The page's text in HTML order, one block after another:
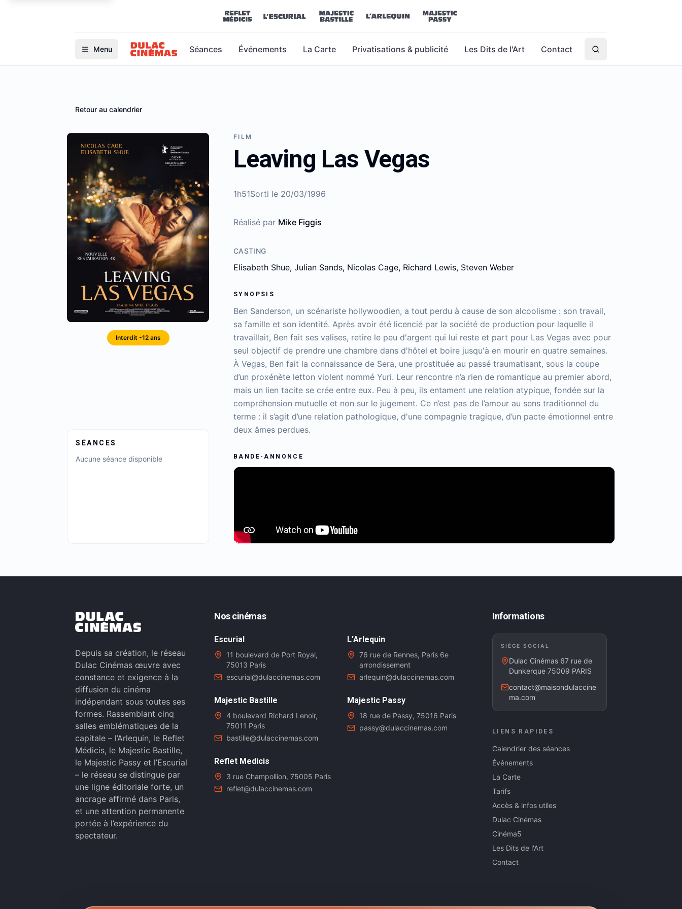
Menu Séances Événements La Carte Privatisations & publicité Les Dits de l'Art Contact
Retour au calendrier
Interdit -12 ans
SÉANCES
Aucune séance disponible
FILM
Leaving Las Vegas
1h51Sorti le 20/03/1996
Réalisé par Mike Figgis
CASTING
Elisabeth Shue, Julian Sands, Nicolas Cage, Richard Lewis, Steven Weber
SYNOPSIS
Ben Sanderson, un scénariste hollywoodien, a tout perdu à cause de son alcoolisme : son travail,
sa famille et son identité. Après avoir été licencié par la société de production pour laquelle il
travaillait, Ben fait ses valises, retire le peu d'argent qui lui reste et part pour Las Vegas avec pour
seul objectif de prendre une chambre dans d'hôtel et boire jusqu'à en mourir en quatre semaines.
À Vegas, Ben fait la connaissance de Sera, une prostituée au passé traumatisant, sous la coupe
d’un proxénète letton violent nommé Yuri. Leur rencontre n’a rien de romantique au premier abord,
mais un lien tacite se crée entre eux. Peu à peu, ils entament une relation atypique, fondée sur la
compréhension mutuelle et non sur le jugement. Ce n’est pas de l’amour au sens traditionnel du
terme : il s’agit d’une relation pathologique, d'une compagnie tragique, d’un pacte émotionnel entre
deux âmes perdues.
BANDE-ANNONCE
Depuis sa création, le réseau
Dulac Cinémas œuvre avec
constance et exigence à la
diffusion du cinéma
indépendant sous toutes ses
formes. Rassemblant cinq
salles emblématiques de la
capitale – l’Arlequin, le Reflet
Médicis, le Majestic Bastille,
le Majestic Passy et l’Escurial
– le réseau se distingue par
une ligne éditoriale forte, un
ancrage affirmé dans Paris,
et une attention permanente
portée à l’expérience du
spectateur.
Nos cinémas
Escurial
11 boulevard de Port Royal,
75013 Paris
escurial@dulaccinemas.com
L'Arlequin
76 rue de Rennes, Paris 6e
arrondissement
arlequin@dulaccinemas.com
Majestic Bastille
4 boulevard Richard Lenoir,
75011 Paris
bastille@dulaccinemas.com
Majestic Passy
18 rue de Passy, 75016 Paris
passy@dulaccinemas.com
Reflet Medicis
3 rue Champollion, 75005 Paris
reflet@dulaccinemas.com
Informations
SIÈGE SOCIAL
Dulac Cinémas 67 rue de
Dunkerque 75009 PARIS
contact@maisondulaccine
ma.com
LIENS RAPIDES
Calendrier des séances
Événements
La Carte
Tarifs
Accès & infos utiles
Dulac Cinémas
Cinéma5
Les Dits de l'Art
Contact